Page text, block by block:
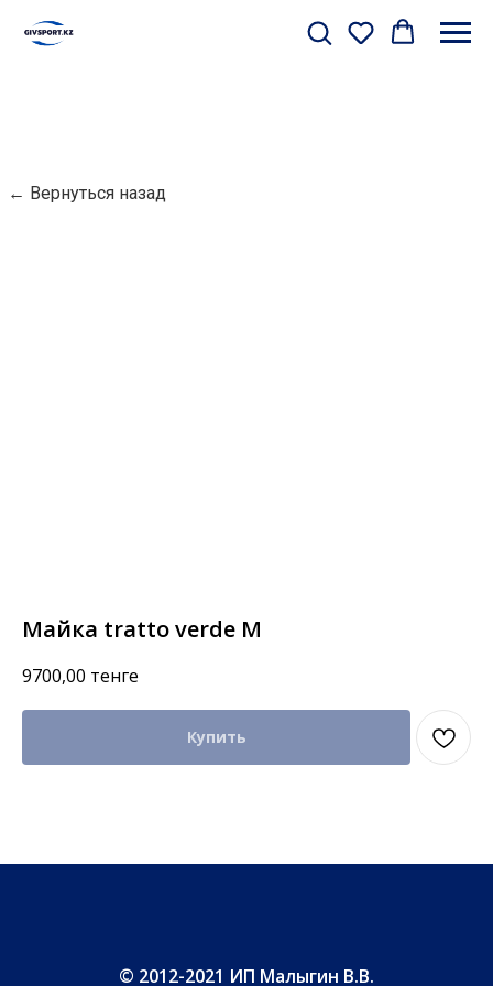
← Вернуться назад
Майка tratto verde M
9700,00 тенге
Купить
© 2012-2021 ИП Малыгин В.В.